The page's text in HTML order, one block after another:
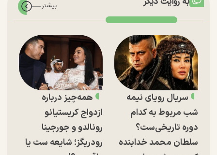
سریال رویای نیمه
شب مربوط به کدام
دوره تاریخی‌ست؟
سلطان محمد خدابنده
همه‌چیز درباره
ازدواج کریستیانو
رونالدو و جورجینا
رودریگز؛ شایعه ست یا